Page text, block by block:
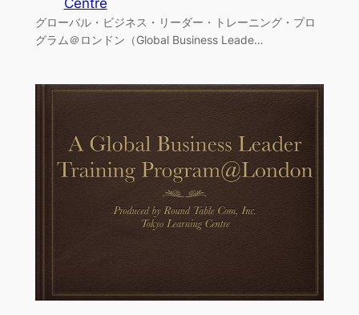
Centre
グローバル・ビジネス・リーダー・トレーニング・プロ
グラム＠ロンドン（Global Business Leade…